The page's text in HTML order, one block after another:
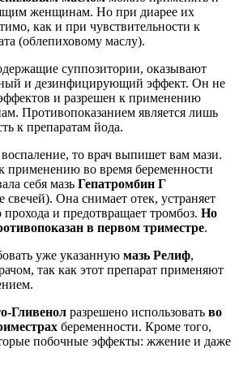
женщинам. Но при диарее их
как и при чувствительности к
(облепиховому маслу).
суппозитории, оказывают
и дезинфицирующий эффект. Он не
и разрешен к применению
Противопоказанием является лишь
к препаратам йода.
то врач выпишет вам мази.
применению во время беременности
себя мазь Гепатромбин Г
свечей). Она снимает отек, устраняет
прохода и предотвращает тромбоз. Но
в первом триместре.
уже указанную мазь Релиф,
так как этот препарат применяют
Гливенол разрешено использовать во
беременности. Кроме того,
побочные эффекты: жжение и даже